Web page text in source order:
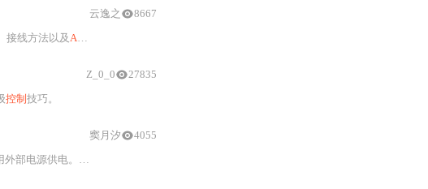
接线方法以及Arduino
云逸之 8667
控制 技巧。
Z_0_0 27835
供电。示例代码展示了如何
窦月汐 4055